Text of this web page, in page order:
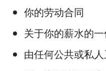
你的劳动合同
关于你的薪水的
由任何公共或私